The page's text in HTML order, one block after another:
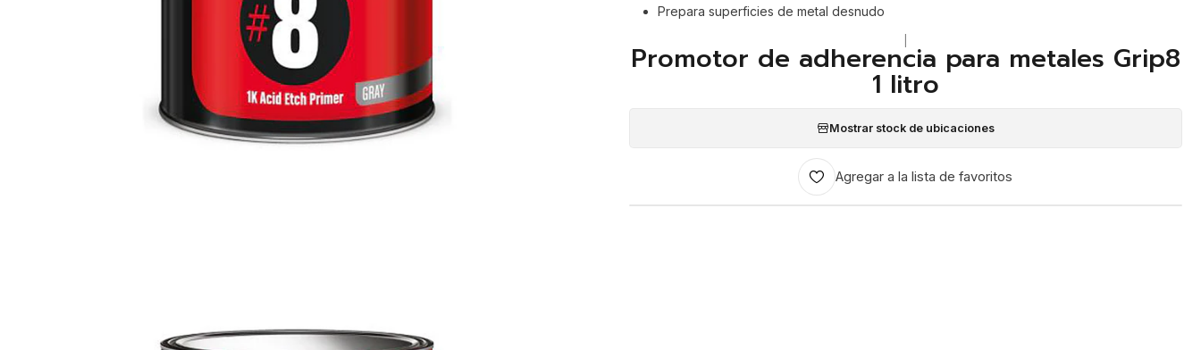
Prepara superficies de metal desnudo
Promotor de adherencia para metales Grip8
1 litro
Mostrar stock de ubicaciones
Agregar a la lista de favoritos